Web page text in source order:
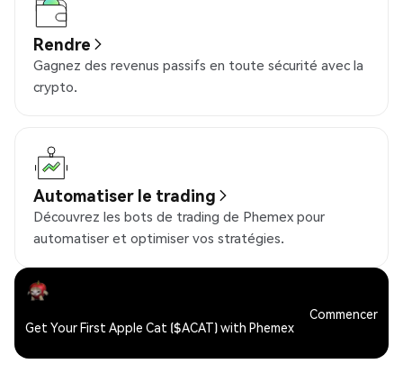
Rendre
Gagnez des revenus passifs en toute sécurité avec la
crypto.
Automatiser le trading
Découvrez les bots de trading de Phemex pour
automatiser et optimiser vos stratégies.
Get Your First Apple Cat ($ACAT) with Phemex
Commencer